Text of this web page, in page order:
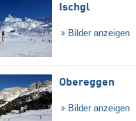
Ischgl
Bilder anzeigen
Obereggen
Bilder anzeigen